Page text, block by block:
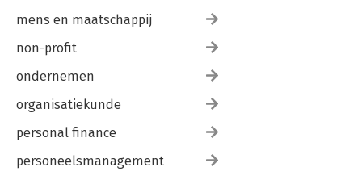
mens en maatschappij
non-profit
ondernemen
organisatiekunde
personal finance
personeelsmanagement